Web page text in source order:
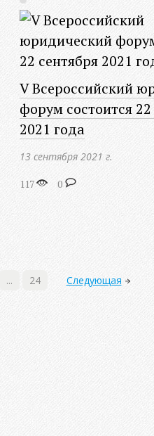
V Всероссийский
форум состоится
2021 года
13 сентября 2021 г.
117 0
... 24 Следующая